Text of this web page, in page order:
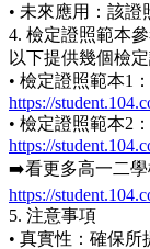
• 未來應用：該證
4. 檢定證照範本
以下提供幾個檢
• 檢定證照範本1：
https://
• 檢定證照範本2：
https://
➡️看更多高一二學
https://
5. 注意事項
• 真實性：確保所